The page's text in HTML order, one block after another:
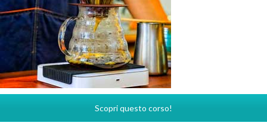
Scopri questo corso!